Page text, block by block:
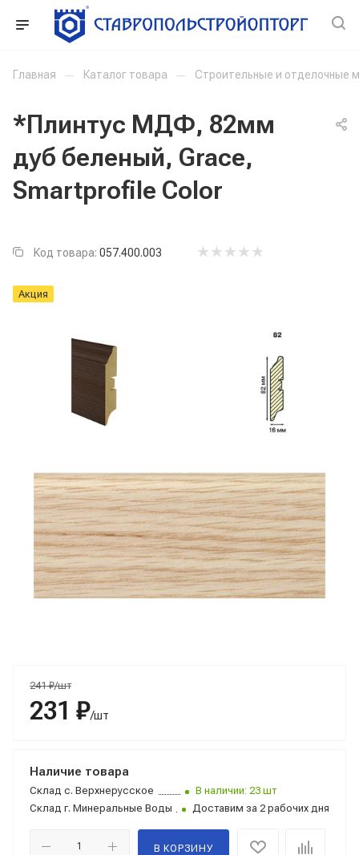
Главная — Каталог товара — Строительные и отделочные
*Плинтус МДФ, 82мм
дуб беленый, Grace,
Smartprofile Color
Код товара: 057.400.003
Акция
241 ₽/шт
231 ₽/шт
Наличие товара
Склад с. Верхнерусское
В наличии: 23 шт
Склад г. Минеральные Воды Доставим за 2 рабочих дня
В КОРЗИНУ